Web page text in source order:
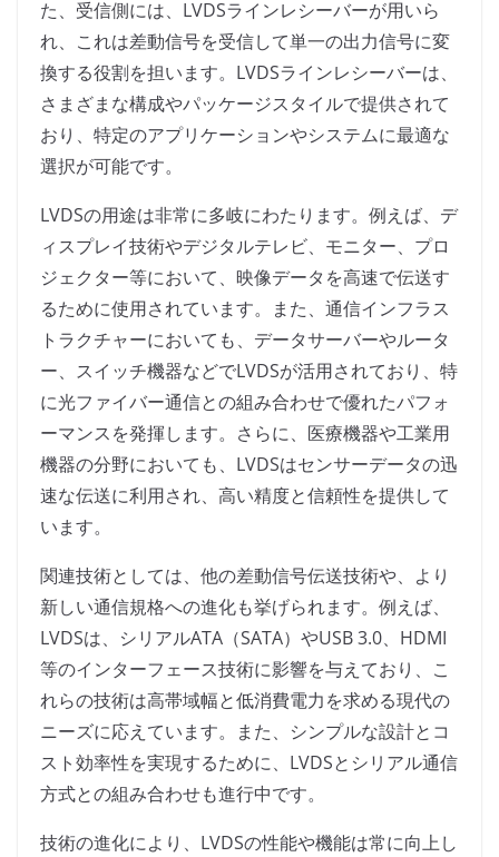
た、受信側には、LVDSラインレシーバーが用いら
れ、これは差動信号を受信して単一の出力信号に変
換する役割を担います。LVDSラインレシーバーは、
さまざまな構成やパッケージスタイルで提供されて
おり、特定のアプリケーションやシステムに最適な
選択が可能です。
LVDSの用途は非常に多岐にわたります。例えば、デ
ィスプレイ技術やデジタルテレビ、モニター、プロ
ジェクター等において、映像データを高速で伝送す
るために使用されています。また、通信インフラス
トラクチャーにおいても、データサーバーやルータ
ー、スイッチ機器などでLVDSが活用されており、特
に光ファイバー通信との組み合わせで優れたパフォ
ーマンスを発揮します。さらに、医療機器や工業用
機器の分野においても、LVDSはセンサーデータの迅
速な伝送に利用され、高い精度と信頼性を提供して
います。
関連技術としては、他の差動信号伝送技術や、より
新しい通信規格への進化も挙げられます。例えば、
LVDSは、シリアルATA（SATA）やUSB 3.0、HDMI
等のインターフェース技術に影響を与えており、こ
れらの技術は高帯域幅と低消費電力を求める現代の
ニーズに応えています。また、シンプルな設計とコ
スト効率性を実現するために、LVDSとシリアル通信
方式との組み合わせも進行中です。
技術の進化により、LVDSの性能や機能は常に向上し